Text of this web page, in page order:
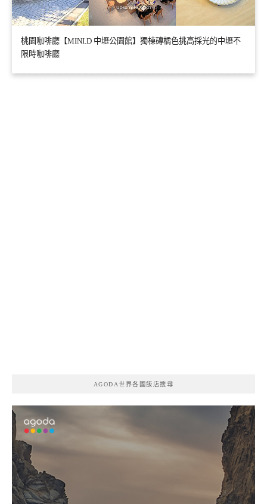
桃園咖啡廳【MINI.D 中壢公園館】獨棟磚橘色挑高採光的中壢不
限時咖啡廳
AGODA世界各國飯店搜尋